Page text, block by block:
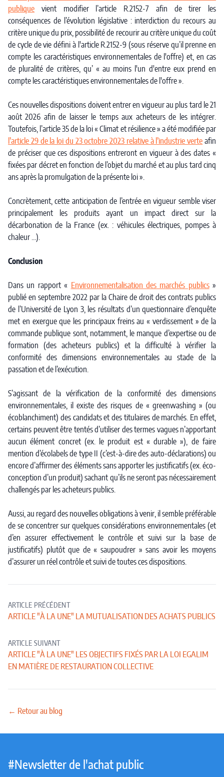
publique vient modifier l’article R.2152-7 afin de tirer les
conséquences de l’évolution législative : interdiction du recours au
critère unique du prix, possibilité de recourir au critère unique du coût
de cycle de vie défini à l'article R.2152-9 (sous réserve qu’il prenne en
compte les caractéristiques environnementales de l'offre) et, en cas
de pluralité de critères, qu’ « au moins l'un d'entre eux prend en
compte les caractéristiques environnementales de l'offre ».
Ces nouvelles dispositions doivent entrer en vigueur au plus tard le 21
août 2026 afin de laisser le temps aux acheteurs de les intégrer.
Toutefois, l’article 35 de la loi « Climat et résilience » a été modifiée par
l’article 29 de la loi du 23 octobre 2023 relative à l’industrie verte afin
de préciser que ces dispositions entreront en vigueur à des dates «
fixées par décret en fonction de l’objet du marché et au plus tard cinq
ans après la promulgation de la présente loi ».
Concrètement, cette anticipation de l’entrée en vigueur semble viser
principalement les produits ayant un impact direct sur la
décarbonation de la France (ex. : véhicules électriques, pompes à
chaleur …).
Conclusion
Dans un rapport « Environnementalisation des marchés publics»
publié en septembre 2022 par la Chaire de droit des contrats publics
de l’Université de Lyon 3, les résultats d’un questionnaire d’enquête
met en exergue que les principaux freins au « verdissement » de la
commande publique sont, notamment, le manque d’expertise ou de
formation (des acheteurs publics) et la difficulté à vérifier la
conformité des dimensions environnementales au stade de la
passation et de l’exécution.
S’agissant de la vérification de la conformité des dimensions
environnementales, il existe des risques de « greenwashing » (ou
écoblanchiment) des candidats et des titulaires de marchés. En effet,
certains peuvent être tentés d’utiliser des termes vagues n’apportant
aucun élément concret (ex. le produit est « durable »), de faire
mention d’écolabels de type II (c’est-à-dire des auto-déclarations) ou
encore d’affirmer des éléments sans apporter les justificatifs (ex. éco-
conception d’un produit) sachant qu’ils ne seront pas nécessairement
challengés par les acheteurs publics.
Aussi, au regard des nouvelles obligations à venir, il semble préférable
de se concentrer sur quelques considérations environnementales (et
d’en assurer effectivement le contrôle et suivi sur la base de
justificatifs) plutôt que de « saupoudrer » sans avoir les moyens
d’assurer un réel contrôle et suivi de toutes ces dispositions.
ARTICLE PRÉCÉDENT
ARTICLE "À LA UNE" LA MUTUALISATION DES ACHATS PUBLICS
ARTICLE SUIVANT
ARTICLE "À LA UNE" LES OBJECTIFS FIXÉS PAR LA LOI EGALIM
EN MATIÈRE DE RESTAURATION COLLECTIVE
← Retour au blog
#Newsletter de l'achat public